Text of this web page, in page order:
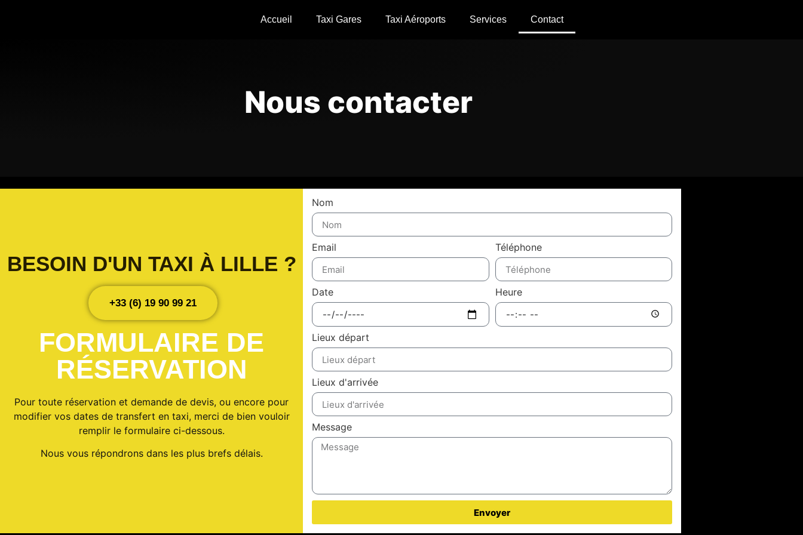
Accueil Taxi Gares Taxi Aéroports Services Contact
Nous contacter
BESOIN D'UN TAXI À LILLE ?
+33 (6) 19 90 99 21
FORMULAIRE DE
RÉSERVATION
Pour toute réservation et demande de devis, ou encore pour
modifier vos dates de transfert en taxi, merci de bien vouloir
remplir le formulaire ci-dessous.
Nous vous répondrons dans les plus brefs délais.
Nom
Email Téléphone
Date Heure
Lieux départ
Lieux d'arrivée
Message
Envoyer